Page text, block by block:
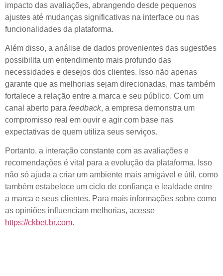
impacto das avaliações, abrangendo desde pequenos
ajustes até mudanças significativas na interface ou nas
funcionalidades da plataforma.
Além disso, a análise de dados provenientes das sugestões
possibilita um entendimento mais profundo das
necessidades e desejos dos clientes. Isso não apenas
garante que as melhorias sejam direcionadas, mas também
fortalece a relação entre a marca e seu público. Com um
canal aberto para feedback, a empresa demonstra um
compromisso real em ouvir e agir com base nas
expectativas de quem utiliza seus serviços.
Portanto, a interação constante com as avaliações e
recomendações é vital para a evolução da plataforma. Isso
não só ajuda a criar um ambiente mais amigável e útil, como
também estabelece um ciclo de confiança e lealdade entre
a marca e seus clientes. Para mais informações sobre como
as opiniões influenciam melhorias, acesse
https://ckbet.br.com.